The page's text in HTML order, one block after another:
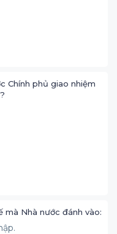
Chính phủ giao nhiệm
mà Nhà nước đánh vào: